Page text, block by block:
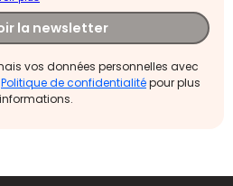
la newsletter
vos données personnelles avec
Politique de confidentialitépour plus